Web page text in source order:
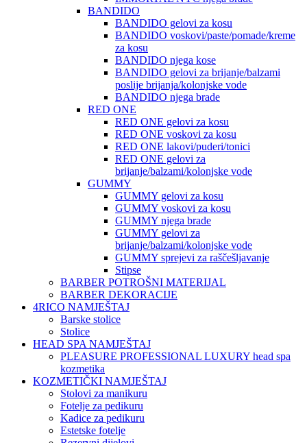
BANDIDO
BANDIDO gelovi za kosu
BANDIDO voskovi/paste/pomade/kreme
za kosu
BANDIDO njega kose
BANDIDO gelovi za brijanje/balzami
poslije brijanja/kolonjske vode
BANDIDO njega brade
RED ONE
RED ONE gelovi za kosu
RED ONE voskovi za kosu
RED ONE lakovi/puderi/tonici
RED ONE gelovi za
brijanje/balzami/kolonjske vode
GUMMY
GUMMY gelovi za kosu
GUMMY voskovi za kosu
GUMMY njega brade
GUMMY gelovi za
brijanje/balzami/kolonjske vode
GUMMY sprejevi za raščešljavanje
Stipse
BARBER POTROŠNI MATERIJAL
BARBER DEKORACIJE
4RICO NAMJEŠTAJ
Barske stolice
Stolice
HEAD SPA NAMJEŠTAJ
PLEASURE PROFESSIONAL LUXURY head spa
kozmetika
KOZMETIČKI NAMJEŠTAJ
Stolovi za manikuru
Fotelje za pedikuru
Kadice za pedikuru
Estetske fotelje